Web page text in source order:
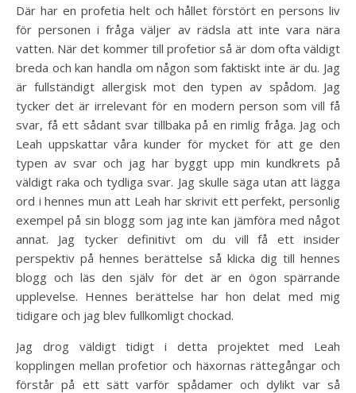
Där har en profetia helt och hållet förstört en persons liv
för personen i fråga väljer av rädsla att inte vara nära
vatten. När det kommer till profetior så är dom ofta väldigt
breda och kan handla om någon som faktiskt inte är du. Jag
är fullständigt allergisk mot den typen av spådom. Jag
tycker det är irrelevant för en modern person som vill få
svar, få ett sådant svar tillbaka på en rimlig fråga. Jag och
Leah uppskattar våra kunder för mycket för att ge den
typen av svar och jag har byggt upp min kundkrets på
väldigt raka och tydliga svar. Jag skulle säga utan att lägga
ord i hennes mun att Leah har skrivit ett perfekt, personlig
exempel på sin blogg som jag inte kan jämföra med något
annat. Jag tycker definitivt om du vill få ett insider
perspektiv på hennes berättelse så klicka dig till hennes
blogg och läs den själv för det är en ögon spärrande
upplevelse. Hennes berättelse har hon delat med mig
tidigare och jag blev fullkomligt chockad.
Jag drog väldigt tidigt i detta projektet med Leah
kopplingen mellan profetior och häxornas rättegångar och
förstår på ett sätt varför spådamer och dylikt var så